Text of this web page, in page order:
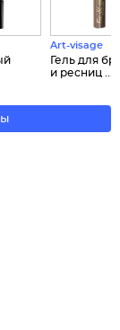
Art-visage
Гель для
и ресниц ...